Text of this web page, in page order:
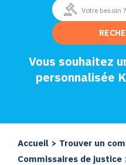
Vous souhaitez
personnalisée
Accueil > Trouver un
Commissaires de justice